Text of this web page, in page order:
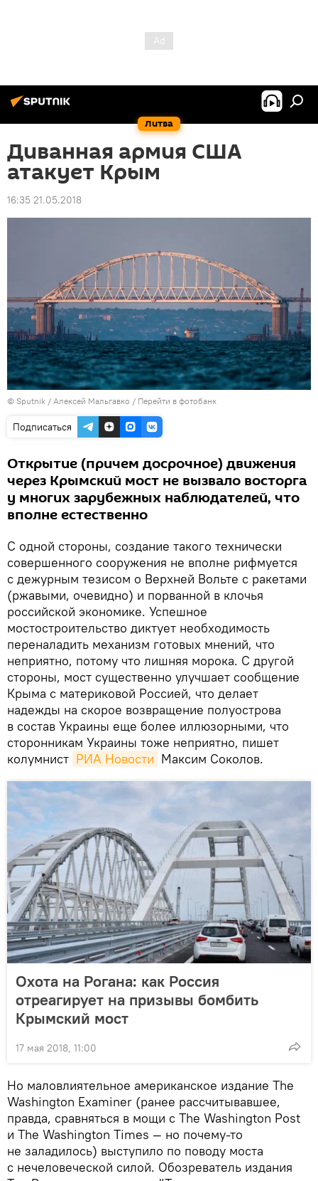
Литва
Диванная армия США
атакует Крым
16:35 21.05.2018
© Sputnik / Алексей Мальгавко / Перейти в фотобанк
Подписаться
Открытие (причем досрочное) движения
через Крымский мост не вызвало восторга
у многих зарубежных наблюдателей, что
вполне естественно
С одной стороны, создание такого технически
совершенного сооружения не вполне рифмуется
с дежурным тезисом о Верхней Вольте с ракетами
(ржавыми, очевидно) и порванной в клочья
российской экономике. Успешное
мостостроительство диктует необходимость
переналадить механизм готовых мнений, что
неприятно, потому что лишняя морока. С другой
стороны, мост существенно улучшает сообщение
Крыма с материковой Россией, что делает
надежды на скорое возвращение полуострова
в состав Украины еще более иллюзорными, что
сторонникам Украины тоже неприятно, пишет
колумнист РИА Новости Максим Соколов.
Охота на Рогана: как Россия
отреагирует на призывы бомбить
Крымский мост
17 мая 2018, 11:00
Но маловлиятельное американское издание The
Washington Examiner (ранее рассчитывавшее,
правда, сравняться в мощи с The Washington Post
и The Washington Times — но почему-то
не заладилось) выступило по поводу моста
с нечеловеческой силой. Обозреватель издания